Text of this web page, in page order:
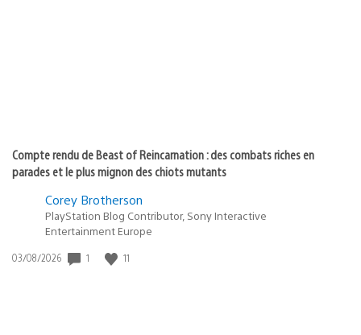
Compte rendu de Beast of Reincarnation : des combats riches en
parades et le plus mignon des chiots mutants
Corey Brotherson
PlayStation Blog Contributor, Sony Interactive
Entertainment Europe
Date
03/08/2026 1 11